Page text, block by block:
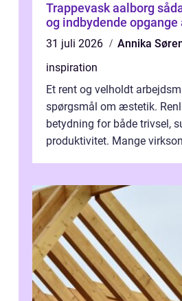
Trappevask aalborg sådan får du rene
og indbydende opgange
31 juli 2026
Annika
inspiration
Et rent og velholdt
spørgsmål om æstetik.
betydning for både trivsel,
produktivitet. Mange